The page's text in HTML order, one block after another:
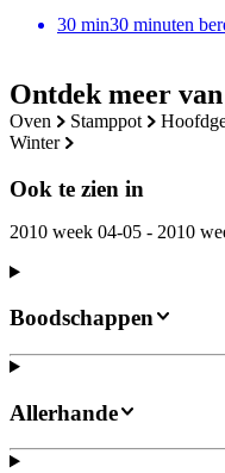
Ontdek meer
oven stamppot
winter
Ook te zien in
2010 week 04-05 - 2010
30 min30 minuten
Boodschappen
Allerhande